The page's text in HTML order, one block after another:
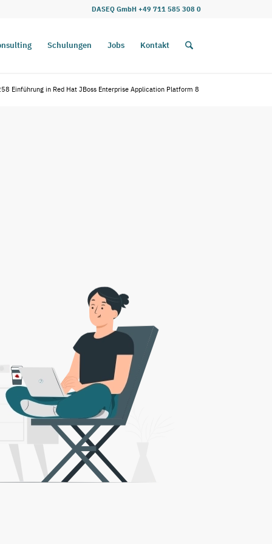
DASEQ GmbH +49 711 585 308 0
Schulungen Jobs Kontakt
Einführung in Red Hat JBoss Enterprise Application Platform 8